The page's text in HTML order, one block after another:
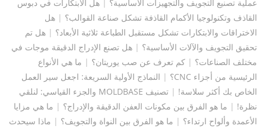
عملية تصنيع التجويف والتجهيزات الأساسية؟
هل الابتكارات في دبوس
القاذف وتكنولوجيا الأكمام القاذفة تشكل صناعة القوالب؟ | هل
الاختراقات والابتكارات تشكل مستقبل الطباعة ثلاثية الأبعاد؟ | هل تم
تحقيق التجويف والآلات الأساسية؟ | هل تصنع الإدراج الدقيقة موجات في
مختلف الصناعات؟ | كم تعرف عن صب يوريتان؟ | ما هي الأنواع
الرئيسية من أجزاء CNC؟
| النماذج الأولية السريعة: اجعل سير العمل
الخاص بك أكثر سلاسة! |
تصنيف MOLDBASE والجزء القياسي: لنلقي
نظرة! | ما هو الفرق بين مكونات العفن الدقيقة والإدراج؟ | ما هي مزايا
الأعمدة وألواح ارتداء؟ | ما هو الفرق بين النواة والتجويف؟ | ماذا سيحدث